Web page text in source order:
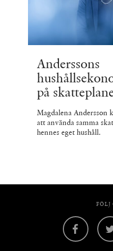
Anderssons
på
Magdalena Andersson
att använda samma
hennes eget hushåll.
FÖLJ